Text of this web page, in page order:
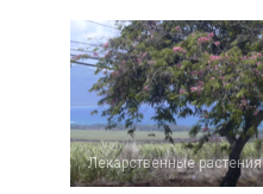
Лекарственные растения